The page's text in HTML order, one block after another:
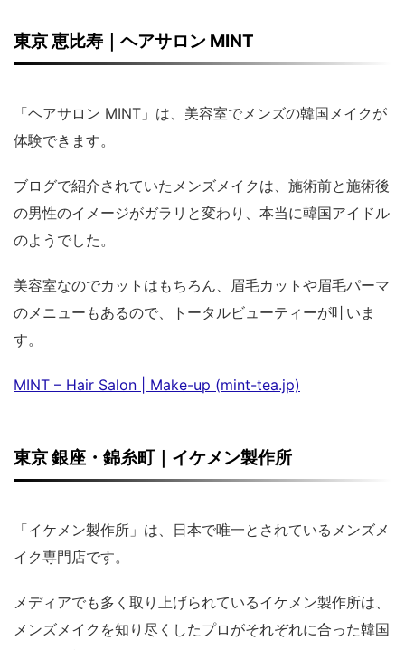
東京 恵比寿｜ヘアサロン MINT
「ヘアサロン MINT」は、美容室でメンズの韓国メイクが
体験できます。
ブログで紹介されていたメンズメイクは、施術前と施術後
の男性のイメージがガラリと変わり、本当に韓国アイドル
のようでした。
美容室なのでカットはもちろん、眉毛カットや眉毛パーマ
のメニューもあるので、トータルビューティーが叶いま
す。
MINT – Hair Salon | Make-up (mint-tea.jp)
東京 銀座・錦糸町｜イケメン製作所
「イケメン製作所」は、日本で唯一とされているメンズメ
イク専門店です。
メディアでも多く取り上げられているイケメン製作所は、
メンズメイクを知り尽くしたプロがそれぞれに合った韓国